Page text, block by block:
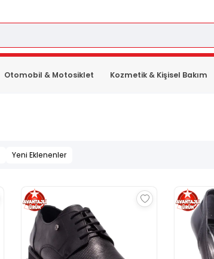
Otomobil & Motosiklet Kozmetik & Kişisel Bakım
Yeni Eklenenler